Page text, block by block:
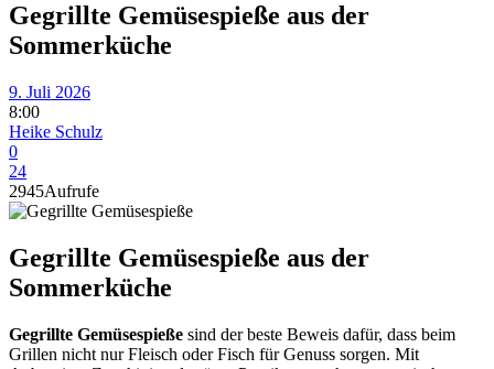
Gegrillte Gemüsespieße aus der
Sommerküche
9. Juli 2026
8:00
Heike Schulz
0
24
2945Aufrufe
Gegrillte Gemüsespieße aus der
Sommerküche
Gegrillte Gemüsespieße sind der beste Beweis dafür, dass beim
Grillen nicht nur Fleisch oder Fisch für Genuss sorgen. Mit